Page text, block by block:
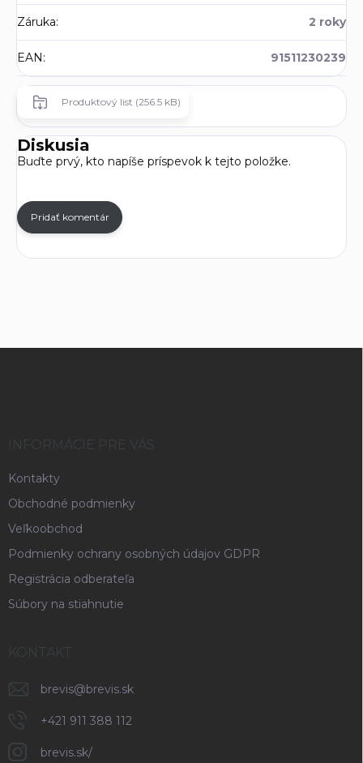
Záruka: 2 roky
EAN: 91511230239
Produktový list (256.5 kB)
Diskusia
Buďte prvý, kto napíše príspevok k tejto položke.
Pridať komentár
INFORMÁCIE PRE VÁS
Kontakty
Obchodné podmienky
Veľkoobchod
Podmienky ochrany osobných údajov GDPR
Registrácia odberateľa
Súbory na stiahnutie
KONTAKT
brevis@brevis.sk
+421 911 388 112
brevis.sk/